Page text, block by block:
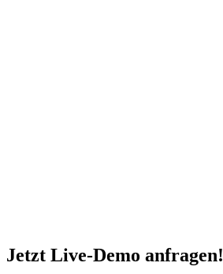
Jetzt Live-Demo anfragen!